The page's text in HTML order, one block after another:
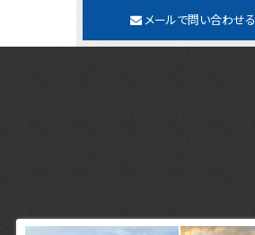
メールで問い合わせる